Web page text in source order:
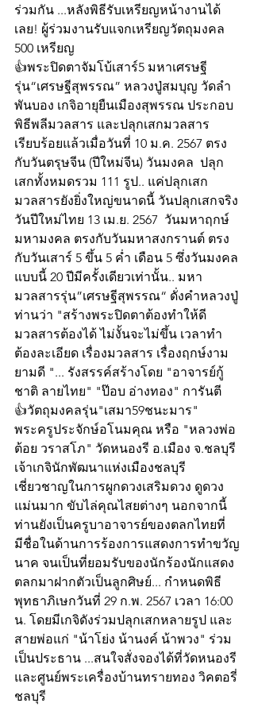
ร่วมกัน ...หลังพิธีรับเหรียญหน้างานได้
เลย! ผู้ร่วมงานรับแจกเหรียญวัตถุมงคล
500 เหรียญ
👍พระปิดตาจัมโบ้เสาร์5 มหาเศรษฐี
รุ่น“เศรษฐีสุพรรณ” หลวงปู่สมบุญ วัดลำ
พันบอง เกจิอายุยืนเมืองสุพรรณ ประกอบ
พิธีพลีมวลสาร และปลุกเสกมวลสาร
เรียบร้อยแล้วเมื่อวันที่ 10 ม.ค. 2567 ตรง
กับวันตรุษจีน (ปีใหม่จีน) วันมงคล  ปลุก
เสกทั้งหมดรวม 111 รูป.. แค่ปลุกเสก
มวลสารยังยิ่งใหญ่ขนาดนี้ วันปลุกเสกจริง
วันปีใหม่ไทย 13 เม.ย. 2567  วันมหาฤกษ์
มหามงคล ตรงกับวันมหาสงกรานต์ ตรง
กับวันเสาร์ 5 ขึ้น 5 ค่ำ เดือน 5 ซึ่งวันมงคล
แบบนี้ 20 ปีมีครั้งเดียวเท่านั้น.. มหา
มวลสารรุ่น”เศรษฐีสุพรรณ“ ดั่งคำหลวงปู่
ท่านว่า "สร้างพระปิดตาต้องทำให้ดี
มวลสารต้องได้ ไม่งั้นจะไม่ขึ้น เวลาทำ
ต้องละเอียด เรื่องมวลสาร เรื่องฤกษ์งาม
ยามดี "... รังสรรค์สร้างโดย "อาจารย์กู้
ชาติ ลายไทย" "ป๊อบ อ่างทอง" การันตี
👍วัตถุมงคลรุ่น"เสมา59ชนะมาร"
พระครูประจักษ์อโนมคุณ หรือ "หลวงพ่อ
ต้อย วราสโภ" วัดหนองรี อ.เมือง จ.ชลบุรี
เจ้าเกจินักพัฒนาแห่งเมืองชลบุรี
เชี่ยวชาญในการผูกดวงเสริมดวง ดูดวง
แม่นมาก ขับไล่คุณไสยต่างๆ นอกจากนี้
ท่านยังเป็นครูบาอาจารย์ของตลกไทยที่
มีชื่อในด้านการร้องการแสดงการทำขวัญ
นาค จนเป็นที่ยอมรับของนักร้องนักแสดง
ตลกมาฝากตัวเป็นลูกศิษย์... กำหนดพิธี
พุทธาภิเษกวันที่ 29 ก.พ. 2567 เวลา 16:00
น. โดยมีเกจิดังร่วมปลุกเสกหลายรูป และ
สายพ่อแก่ "น้าโย่ง น้านงค์ น้าพวง" ร่วม
เป็นประธาน ...สนใจสั่งจองได้ที่วัดหนองรี
และศูนย์พระเครื่องบ้านทรายทอง วิคตอรี่
ชลบุรี